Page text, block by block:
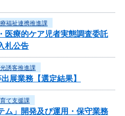
福祉連携推進課
医療的ケア児者実態調査委託
札公告
誘客推進課
展業務【選定結果】
て支援課
ム」開発及び運用・保守業務